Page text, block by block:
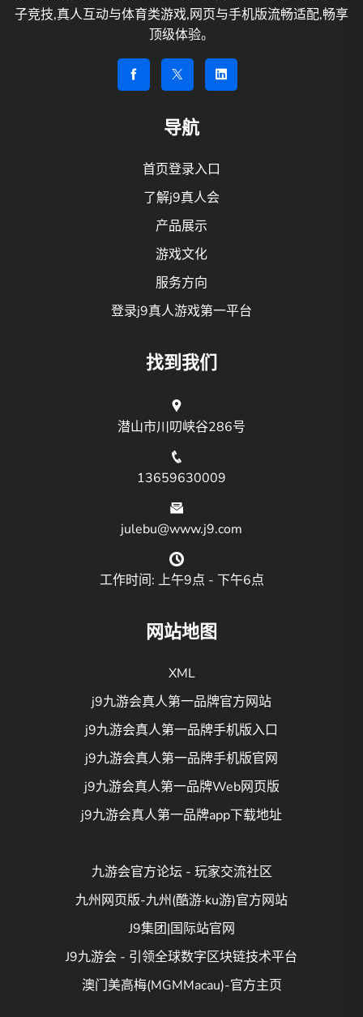
子竞技,真人互动与体育类游戏,网页与手机版流畅适配,畅享
顶级体验。
导航
首页登录入口
了解j9真人会
产品展示
游戏文化
服务方向
登录j9真人游戏第一平台
找到我们
潜山市川叨峡谷286号
13659630009
julebu@www.j9.com
工作时间: 上午9点 - 下午6点
网站地图
XML
j9九游会真人第一品牌官方网站
j9九游会真人第一品牌手机版入口
j9九游会真人第一品牌手机版官网
j9九游会真人第一品牌Web网页版
j9九游会真人第一品牌app下载地址
九游会官方论坛 - 玩家交流社区
九州网页版-九州(酷游·ku游)官方网站
J9集团|国际站官网
J9九游会 - 引领全球数字区块链技术平台
澳门美高梅(MGMMacau)-官方主页